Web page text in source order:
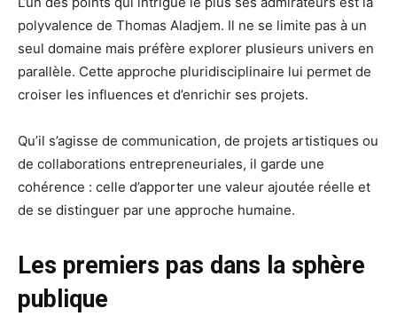
polyvalence de Thomas Aladjem. Il ne se limite pas à un
seul domaine mais préfère explorer plusieurs univers en
parallèle. Cette approche pluridisciplinaire lui permet de
croiser les influences et d’enrichir ses projets.
Qu’il s’agisse de communication, de projets artistiques ou
de collaborations entrepreneuriales, il garde une
cohérence : celle d’apporter une valeur ajoutée réelle et
de se distinguer par une approche humaine.
Les premiers pas dans la sphère
publique